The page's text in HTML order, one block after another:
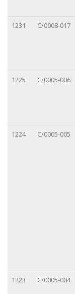
1231
C/0008-017
1225 C/0005-006
1224 C/0005-005
1223 C/0005-004